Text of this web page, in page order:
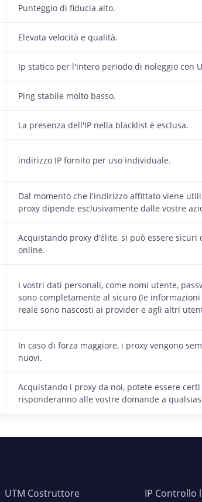
Punteggio di fiducia alto.
Elevata velocità e qualità.
Ip statico per l'intero periodo di noleggio con
Ping stabile molto basso.
La presenza dell'IP nella blacklist è esclusa.
indirizzo IP fornito per uso individuale.
Dal momento che l'indirizzo affittato viene
proxy dipende esclusivamente dalle vostre
Acquistando proxy d'élite, si può essere
online.
I vostri dati personali, come nomi utente,
sono completamente al sicuro (le
reale sono nascosti ai provider e agli altri
In caso di forza maggiore, i proxy vengono
nuovi.
Acquistando i proxy da noi, potete essere
risponderanno alle vostre domande a
UTM Costruttore
IP Controllo